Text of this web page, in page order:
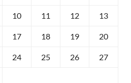
10 11 12 13
17 18 19 20
24 25 26 27